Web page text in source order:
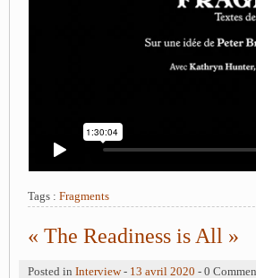
Tags : Fragments
« The Readiness is All »
Posted in Interview- 13 avril 2020 - 0